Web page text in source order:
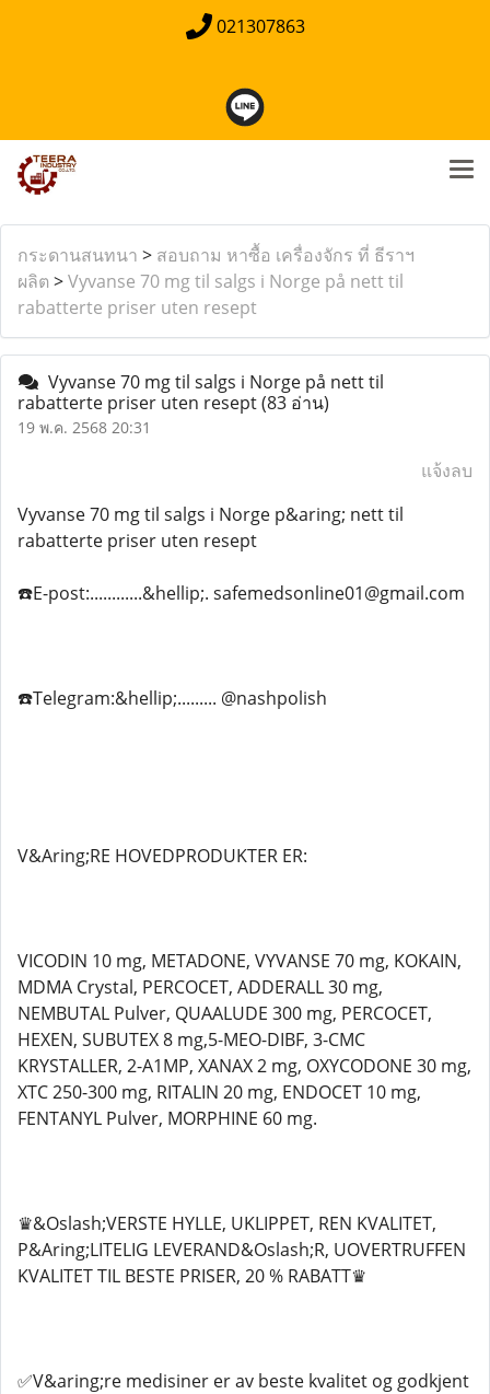
021307863
กระดานสนทนา > สอบถาม หาซื้อ เครื่องจักร ที่ ธีราฯ
ผลิต >Vyvanse 70 mg til salgs i Norge på nett til
rabatterte priser uten resept
Vyvanse 70 mg til salgs i Norge på nett til
rabatterte priser uten resept(83 อ่าน)
19 พ.ค. 2568 20:31
แจ้งลบ
Vyvanse 70 mg til salgs i Norge p&aring; nett til
rabatterte priser uten resept
☎️E-post:............&hellip;. safemedsonline01@gmail.com
☎️Telegram:&hellip;......... @nashpolish
V&Aring;RE HOVEDPRODUKTER ER:
VICODIN 10 mg, METADONE, VYVANSE 70 mg, KOKAIN,
MDMA Crystal, PERCOCET, ADDERALL 30 mg,
NEMBUTAL Pulver, QUAALUDE 300 mg, PERCOCET,
HEXEN, SUBUTEX 8 mg,5-MEO-DIBF, 3-CMC
KRYSTALLER, 2-A1MP, XANAX 2 mg, OXYCODONE 30 mg,
XTC 250-300 mg, RITALIN 20 mg, ENDOCET 10 mg,
FENTANYL Pulver, MORPHINE 60 mg.
♛&Oslash;VERSTE HYLLE, UKLIPPET, REN KVALITET,
P&Aring;LITELIG LEVERAND&Oslash;R, UOVERTRUFFEN
KVALITET TIL BESTE PRISER, 20 % RABATT♛
✅V&aring;re medisiner er av beste kvalitet og godkjent